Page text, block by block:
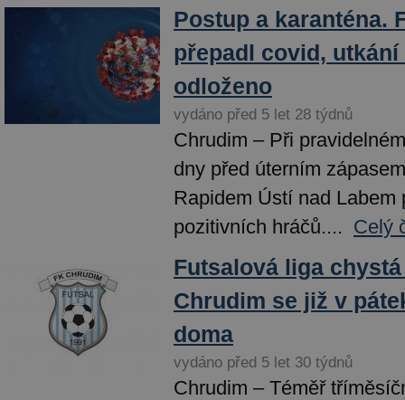
Postup a karanténa.
přepadl covid,
odloženo
vydáno před 5 let 28 týdnů
Chrudim – Při
dny před úterním
Rapidem Ústí nad Labem
pozitivních hráčů.... Celý
Futsalová liga
Chrudim se již v
doma
vydáno před 5 let 30 týdnů
Chrudim – Téměř